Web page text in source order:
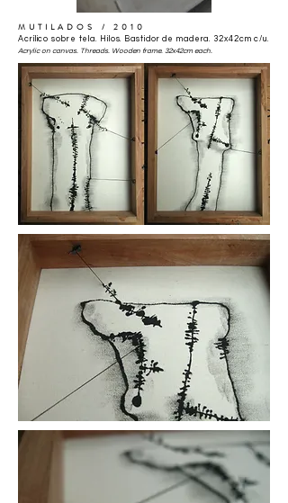
MUTILADOS / 2010
Acrílico sobre tela. Hilos. Bastidor de madera. 32x42cm c/u.
Acrylic on canvas. Threads. Wooden frame. 32x42cm each.